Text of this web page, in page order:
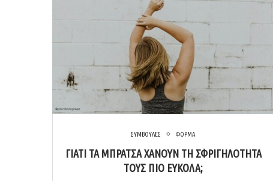
ΣΥΜΒΟΥΛΕΣ ΦΟΡΜΑ
ΓΙΑΤΊ ΤΑ ΜΠΡΆΤΣΑ ΧΆΝΟΥΝ ΤΗ ΣΦΡΙΓΗΛΌΤΗΤΆ
ΤΟΥΣ ΠΙΟ ΕΎΚΟΛΑ;